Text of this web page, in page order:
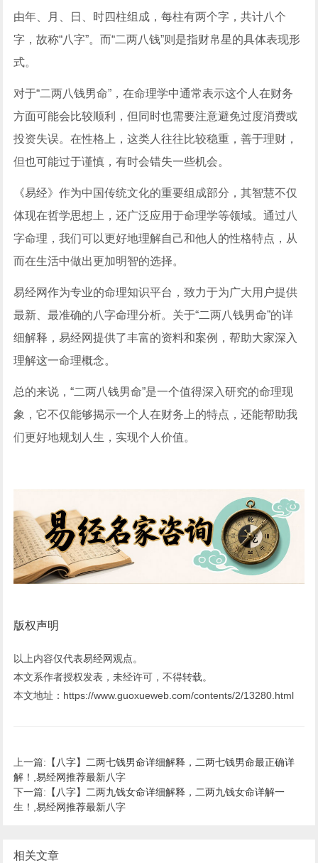
由年、月、日、时四柱组成，每柱有两个字，共计八个
字，故称“八字”。而“二两八钱”则是指财帛星的具体表现形
式。
对于“二两八钱男命”，在命理学中通常表示这个人在财务
方面可能会比较顺利，但同时也需要注意避免过度消费或
投资失误。在性格上，这类人往往比较稳重，善于理财，
但也可能过于谨慎，有时会错失一些机会。
《易经》作为中国传统文化的重要组成部分，其智慧不仅
体现在哲学思想上，还广泛应用于命理学等领域。通过八
字命理，我们可以更好地理解自己和他人的性格特点，从
而在生活中做出更加明智的选择。
易经网作为专业的命理知识平台，致力于为广大用户提供
最新、最准确的八字命理分析。关于“二两八钱男命”的详
细解释，易经网提供了丰富的资料和案例，帮助大家深入
理解这一命理概念。
总的来说，“二两八钱男命”是一个值得深入研究的命理现
象，它不仅能够揭示一个人在财务上的特点，还能帮助我
们更好地规划人生，实现个人价值。
版权声明
以上内容仅代表易经网观点。
本文系作者授权发表，未经许可，不得转载。
本文地址：https://www.guoxueweb.com/contents/2/13280.html
上一篇: 【八字】二两七钱男命详细解释，二两七钱男命最正确详
解！,易经网推荐最新八字
下一篇: 【八字】二两九钱女命详细解释，二两九钱女命详解一
生！,易经网推荐最新八字
相关文章